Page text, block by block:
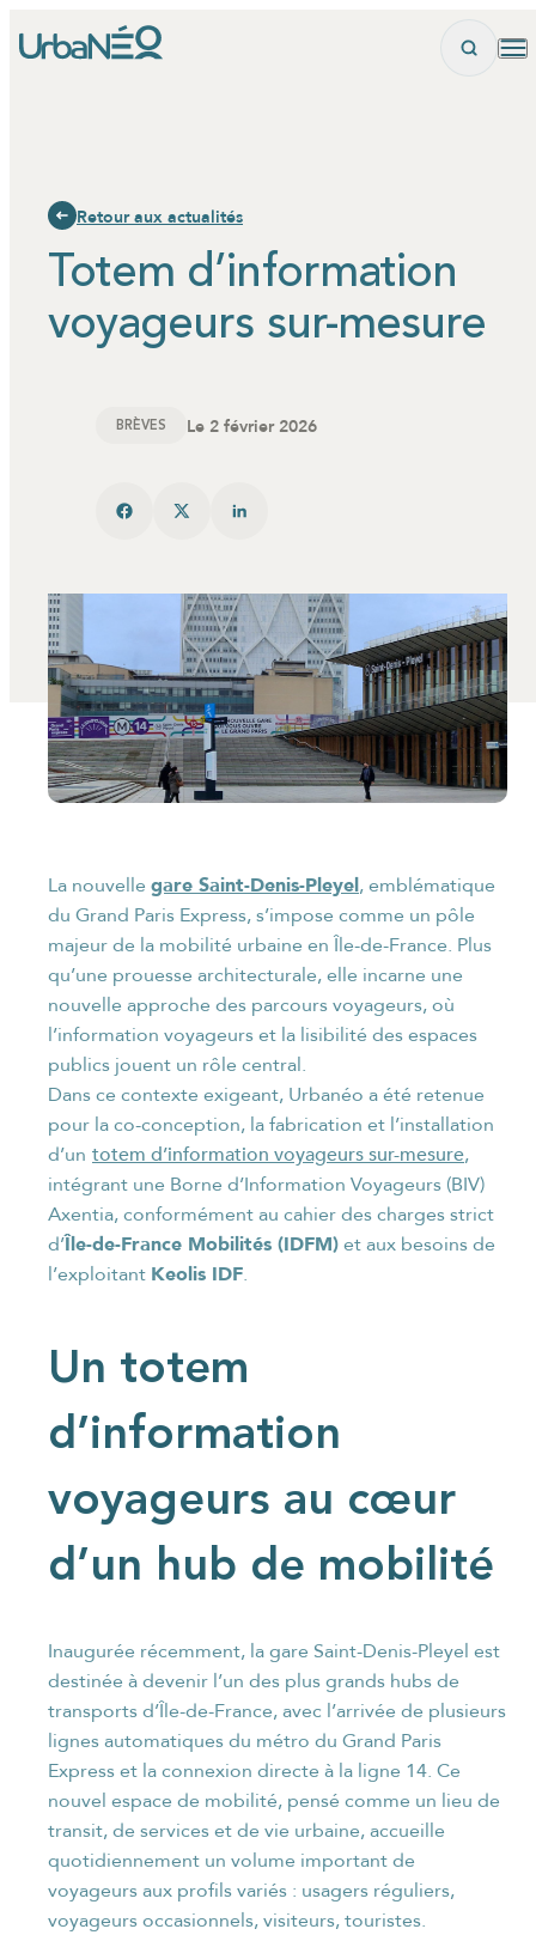
Retour aux actualités
Totem d’information
voyageurs sur-mesure
BRÈVES Le 2 février 2026
La nouvelle gare Saint-Denis-Pleyel, emblématique
du Grand Paris Express, s’impose comme un pôle
majeur de la mobilité urbaine en Île-de-France. Plus
qu’une prouesse architecturale, elle incarne une
nouvelle approche des parcours voyageurs, où
l’information voyageurs et la lisibilité des espaces
publics jouent un rôle central.
Dans ce contexte exigeant, Urbanéo a été retenue
pour la co-conception, la fabrication et l’installation
d’un totem d’information voyageurs sur-mesure,
intégrant une Borne d’Information Voyageurs (BIV)
Axentia, conformément au cahier des charges strict
d’Île-de-France Mobilités (IDFM)et aux besoins de
l’exploitant Keolis IDF.
Un totem
d’information
voyageurs au cœur
d’un hub de mobilité
Inaugurée récemment, la gare Saint-Denis-Pleyel est
destinée à devenir l’un des plus grands hubs de
transports d’Île-de-France, avec l’arrivée de plusieurs
lignes automatiques du métro du Grand Paris
Express et la connexion directe à la ligne 14. Ce
nouvel espace de mobilité, pensé comme un lieu de
transit, de services et de vie urbaine, accueille
quotidiennement un volume important de
voyageurs aux profils variés : usagers réguliers,
voyageurs occasionnels, visiteurs, touristes.